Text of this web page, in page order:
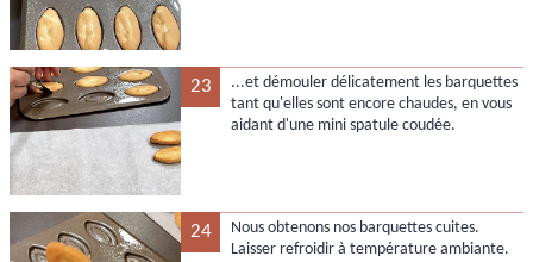
23
...et démouler délicatement les barquettes
tant qu'elles sont encore chaudes, en vous
aidant d'une mini spatule coudée.
24
Nous obtenons nos barquettes cuites.
Laisser refroidir à température ambiante.